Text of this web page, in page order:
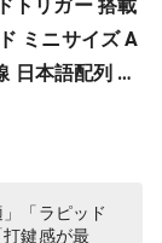
トリガー 搭載
ミニサイズ A
日本語配列 O
inー1アクシ
ラック
「ラピッド
鍵感が最